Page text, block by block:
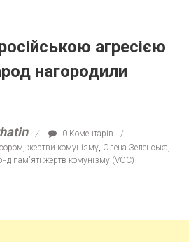
агресією
нагородили
0 Коментарів
жертви комунізму, Олена Зеленська
пам'яті жертв комунізму (VOC)